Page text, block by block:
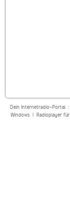
Dein Internetradio-Portal :
Windows| Radioplayer